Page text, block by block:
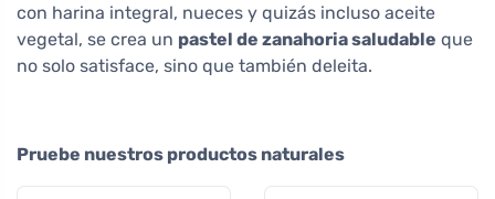
con harina integral, nueces y quizás incluso aceite
vegetal, se crea un pastel de zanahoria saludable que
no solo satisface, sino que también deleita.
Pruebe nuestros productos naturales